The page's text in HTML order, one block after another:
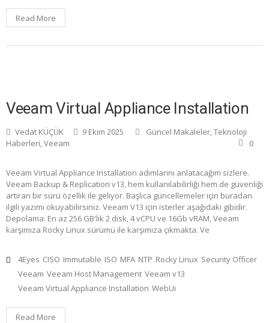
Read More
Veeam Virtual Appliance Installation
Vedat KÜÇÜK 9 Ekim 2025 Güncel Makaleler,Teknoloji
Haberleri,Veeam 0
Veeam Virtual Appliance Installation adımlarını anlatacağım sizlere.
Veeam Backup & Replication v13, hem kullanılabilirliği hem de güvenliği
artıran bir sürü özellik ile geliyor. Başlıca güncellemeler için buradan
ilgili yazımı okuyabilirsiniz. Veeam V13 için isterler aşağıdaki gibidir.
Depolama: En az 256 GB'lık 2 disk, 4 vCPU ve 16Gb vRAM, Veeam
karşımıza Rocky Linux sürümü ile karşımıza çıkmakta. Ve
4Eyes CISO Immutable ISO MFA NTP Rocky Linux Security Officer
Veeam Veeam Host Management Veeam v13
Veeam Virtual Appliance Installation WebUi
Read More